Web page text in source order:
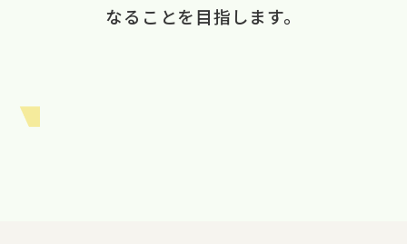
なる​ことを​目指します。​